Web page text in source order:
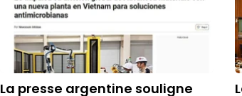
La presse argentine souligne